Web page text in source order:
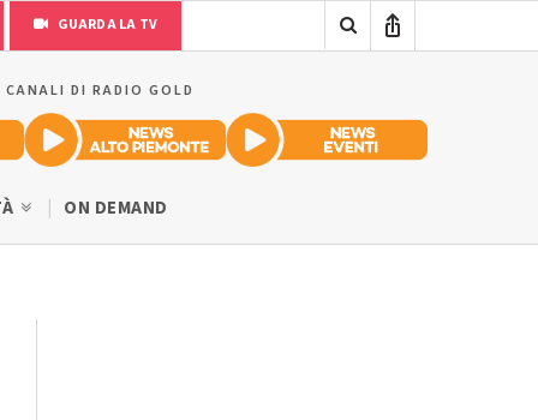
GUARDA LA TV
DI RADIO GOLD
ON DEMAND